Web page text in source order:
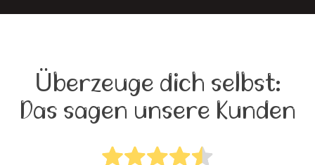
Überzeuge dich selbst:
Das sagen unsere Kunden